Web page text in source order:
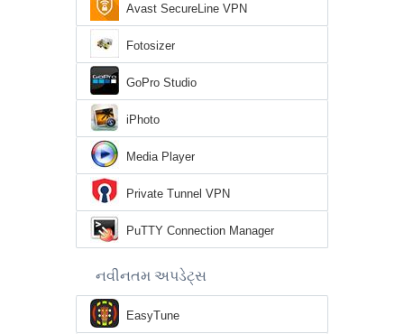
Avast SecureLine VPN
Fotosizer
GoPro Studio
iPhoto
Media Player
Private Tunnel VPN
PuTTY Connection Manager
નવીનતમ અપડેટ્સ
EasyTune